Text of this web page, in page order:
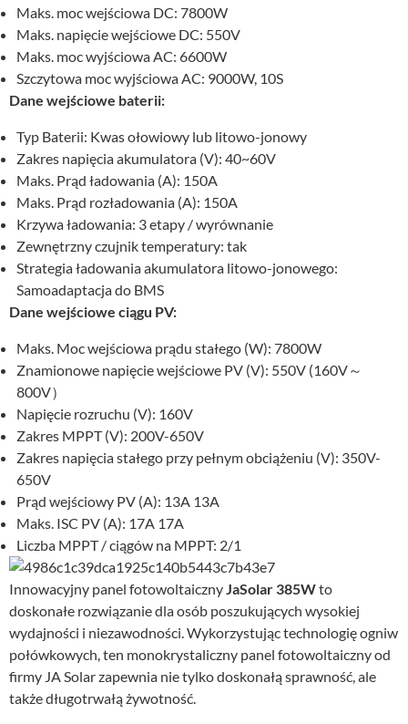
Maks. moc wejściowa DC: 7800W
Maks. napięcie wejściowe DC: 550V
Maks. moc wyjściowa AC: 6600W
Szczytowa moc wyjściowa AC: 9000W, 10S
Dane wejściowe baterii:
Typ Baterii: Kwas ołowiowy lub litowo-jonowy
Zakres napięcia akumulatora (V): 40~60V
Maks. Prąd ładowania (A): 150A
Maks. Prąd rozładowania (A): 150A
Krzywa ładowania: 3 etapy / wyrównanie
Zewnętrzny czujnik temperatury: tak
Strategia ładowania akumulatora litowo-jonowego:
Samoadaptacja do BMS
Dane wejściowe ciągu PV:
Maks. Moc wejściowa prądu stałego (W): 7800W
Znamionowe napięcie wejściowe PV (V): 550V (160V～
800V）
Napięcie rozruchu (V): 160V
Zakres MPPT (V): 200V-650V
Zakres napięcia stałego przy pełnym obciążeniu (V): 350V-
650V
Prąd wejściowy PV (A): 13A 13A
Maks. ISC PV (A): 17A 17A
Liczba MPPT / ciągów na MPPT: 2/1
Innowacyjny panel fotowoltaiczny JaSolar 385Wto
doskonałe rozwiązanie dla osób poszukujących wysokiej
wydajności i niezawodności. Wykorzystując technologię ogniw
połówkowych, ten monokrystaliczny panel fotowoltaiczny od
firmy JA Solar zapewnia nie tylko doskonałą sprawność, ale
także długotrwałą żywotność.